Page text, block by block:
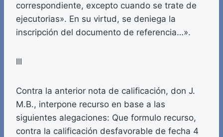
correspondiente, excepto cuando se trate de
ejecutorias». En su virtud, se deniega la
inscripción del documento de referencia…».
III
Contra la anterior nota de calificación, don J.
M.B., interpone recurso en base a las
siguientes alegaciones: Que formulo recurso,
contra la calificación desfavorable de fecha 4